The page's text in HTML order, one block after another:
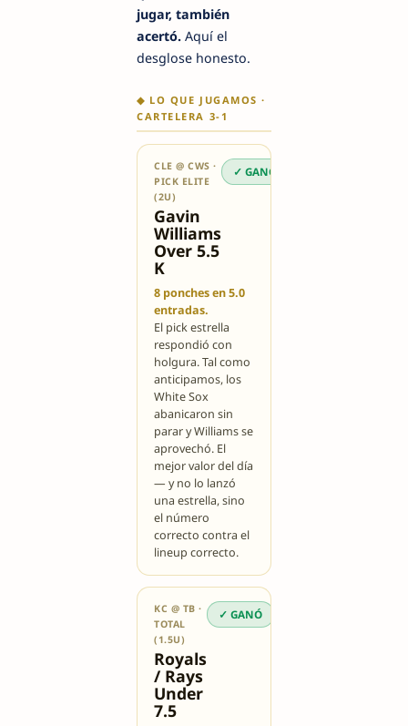
jugar, también
acertó. Aquí el
desglose honesto.
◆ LO QUE JUGAMOS ·
CARTELERA 3-1
CLE @ CWS ·
PICK ELITE
(2U)
Gavin
Williams
Over 5.5
K
✓ GANÓ
8 ponches en 5.0
entradas.
El pick estrella
respondió con
holgura. Tal como
anticipamos, los
White Sox
abanicaron sin
parar y Williams se
aprovechó. El
mejor valor del día
— y no lo lanzó
una estrella, sino
el número
correcto contra el
lineup correcto.
KC @ TB ·
TOTAL
(1.5U)
Royals
/ Rays
Under
7.5
✓ GANÓ